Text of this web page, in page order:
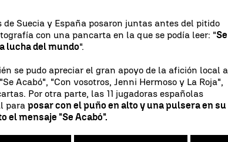
de Suecia y España posaron juntas antes del pitido
con una pancarta en la que se podía leer: "Se
lucha del mundo".
se pudo apreciar el gran apoyo de la afición local a
Acabó", "Con vosotros, Jenni Hermoso y La Roja",
Por otra parte, las 11 jugadoras españolas
paraposar con el puño en alto y una pulsera en su
el mensaje "Se Acabó".